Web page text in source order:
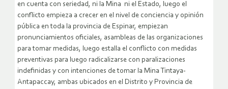
en cuenta con seriedad, ni la Mina ni el Estado, luego el
conflicto empieza a crecer en el nivel de conciencia y opinión
pública en toda la provincia de Espinar, empiezan
pronunciamientos oficiales, asambleas de las organizaciones
para tomar medidas, luego estalla el conflicto con medidas
preventivas para luego radicalizarse con paralizaciones
indefinidas y con intenciones de tomar la Mina Tintaya-
Antapaccay, ambas ubicados en el Distrito y Provincia de